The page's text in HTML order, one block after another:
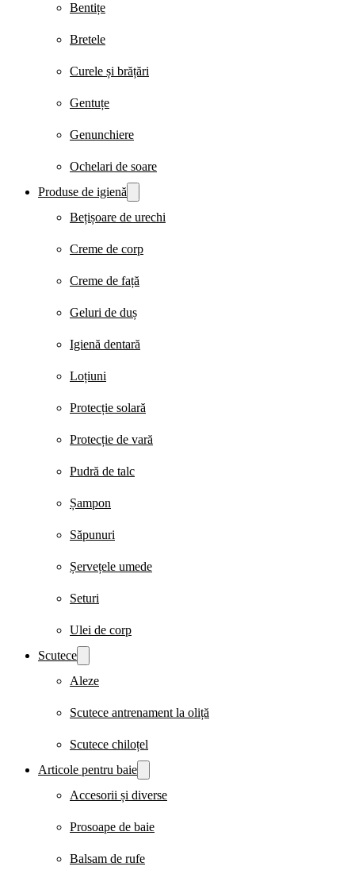
Bentițe
Bretele
Curele și brățări
Gentuțe
Genunchiere
Ochelari de soare
Produse de igienă
Bețișoare de urechi
Creme de corp
Creme de față
Geluri de duș
Igienă dentară
Loțiuni
Protecție solară
Protecție de vară
Pudră de talc
Șampon
Săpunuri
Șervețele umede
Seturi
Ulei de corp
Scutece
Aleze
Scutece antrenament la oliță
Scutece chiloțel
Articole pentru baie
Accesorii și diverse
Prosoape de baie
Balsam de rufe